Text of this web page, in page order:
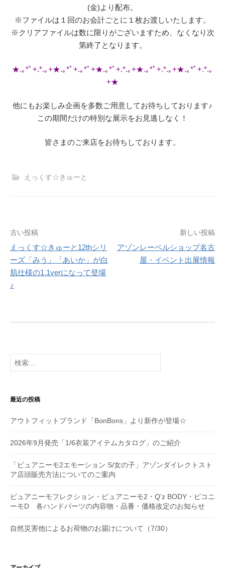
(金)より配布。
※ファイルは１回のお会計ごとに１枚お渡しいたします。
※クリアファイルは数に限りがございますため、なくなり次
第終了となります。
★.｡*ﾟ+.*.｡+★.｡*ﾟ+.｡*ﾟ+★.｡*ﾟ+.*.｡+★.｡*ﾟ+.*.｡+★.｡*ﾟ+.*.｡
+★
他にもお楽しみ企画を多数ご用意してお待ちしております♪
この期間だけの特別な展示をお見逃しなく！
皆さまのご来店をお待ちしております。
えっくす☆きゅーと
投
稿
ナ
ビ
ョ
古い投稿
えっくす☆きゅーと12thシリ
ーズ「みう」「あいか」が白
肌仕様の1.1verになって登場
♪
新しい投稿
アゾンレーベルショップ名古
屋・イベント出展情報
検
索:
最近の投稿
アウトフィットブランド「BonBons」より新作が登場☆
2026年9月発売「1/6衣装アイテムカタログ」のご紹介
「ピュアニーモ2エモーション S/女の子」アゾンダイレクトスト
ア店頭販売方法についてのご案内
ピュアニーモフレクション・ピュアニーモ2・Q’z BODY・ピコニ
ーモD 各ハンドパーツの内容物・品番・価格改定のお知らせ
自然災害他によるお荷物のお届けについて（7/30）